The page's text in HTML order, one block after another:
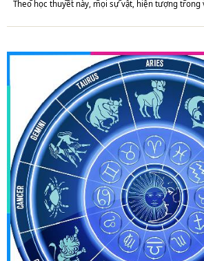
Theo học thuyết này, mọi sự vật, hiện tượng